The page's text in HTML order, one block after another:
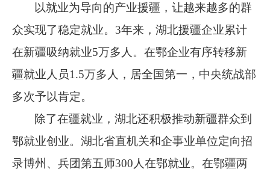
以就业为导向的产业援疆，让越来越多的群
众实现了稳定就业。 3年来，湖北援疆企业累计
在新疆吸纳就业5万多人。在鄂企业有序转移新
疆就业人员1.5万多人，居全国第一，中央统战部
多次予以肯定。
除了在疆就业，湖北还积极推动新疆群众到
鄂就业创业。湖北省直机关和企事业单位定向招
录博州、兵团第五师300 人在鄂就业。在鄂疆两